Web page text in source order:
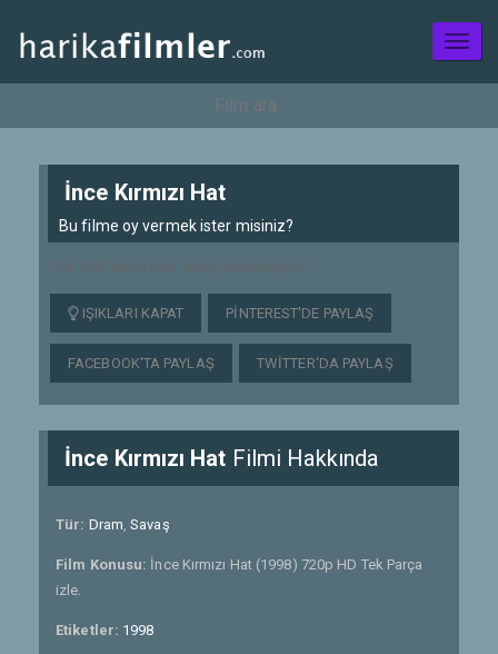
İnce Kırmızı Hat
Bu filme oy vermek ister misiniz?
IŞIKLARI KAPAT PINTEREST'DE PAYLAŞ
FACEBOOK'TA PAYLAŞ TWITTER'DA PAYLAŞ
İnce Kırmızı Hat Filmi Hakkında
Tür: Dram,Savaş
Film Konusu: İnce Kırmızı Hat (1998) 720p HD Tek Parça
izle.
Etiketler: 1998